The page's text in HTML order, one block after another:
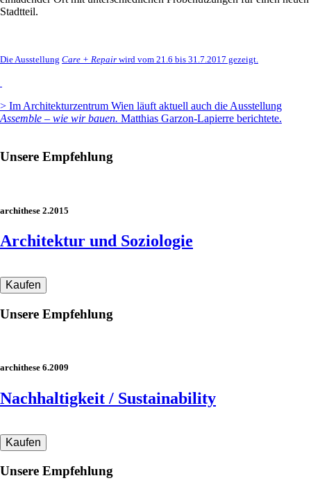
Stadtteil.
Die Ausstellung Care + Repair wird vom 21.6 bis 31.7.2017 gezeigt.
> Im Architekturzentrum Wien läuft aktuell auch die Ausstellung
Assemble – wie wir bauen. Matthias Garzon-Lapierre berichtete.
Unsere Empfehlung
archithese 2.2015
Architektur und Soziologie
Unsere Empfehlung
archithese 6.2009
Nachhaltigkeit / Sustainability
Unsere Empfehlung